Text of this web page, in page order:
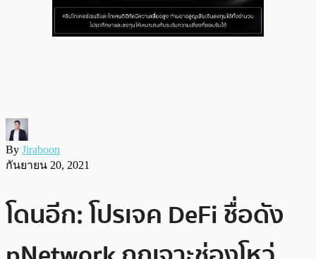
By Jiraboon
กันยายน 20, 2021
โดนอีก: โปรเจค DeFi ชื่อดัง